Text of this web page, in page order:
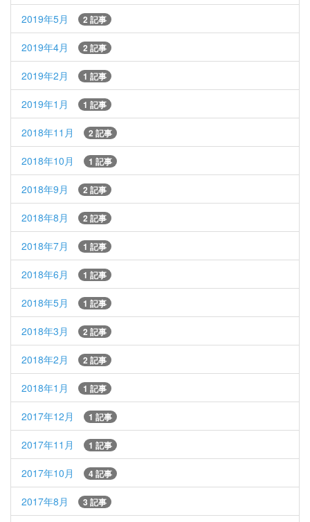
2019年5月 2 記事
2019年4月 2 記事
2019年2月 1 記事
2019年1月 1 記事
2018年11月 2 記事
2018年10月 1 記事
2018年9月 2 記事
2018年8月 2 記事
2018年7月 1 記事
2018年6月 1 記事
2018年5月 1 記事
2018年3月 2 記事
2018年2月 2 記事
2018年1月 1 記事
2017年12月 1 記事
2017年11月 1 記事
2017年10月 4 記事
2017年8月 3 記事